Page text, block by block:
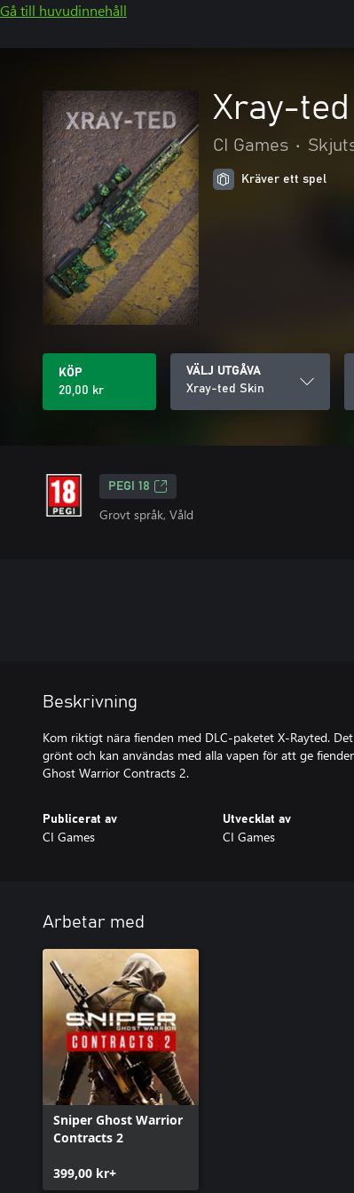
Gå till huvudinnehåll
Xray-
CI Games •
Kräver ett spel
KÖP
20,00 kr
VÄLJ UTGÅVA
Xray-ted Skin
PEGI 18
Grovt språk, Våld
Beskrivning
Kom riktigt nära fienden med DLC-paketet X-Rayted.
grönt och kan användas med alla vapen för att ge
Ghost Warrior Contracts 2.
Publicerat av
CI Games
Utvecklat av
CI Games
Arbetar med
Sniper Ghost Warrior
Contracts 2
399,00 kr+